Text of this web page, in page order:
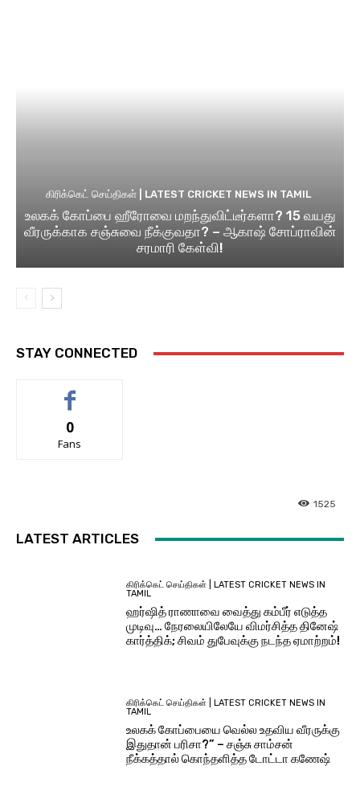
கிரிக்கெட் செய்திகள் | LATEST CRICKET NEWS IN TAMIL
உலகக் கோப்பை ஹீரோவை மறந்துவிட்டீர்களா? 15 வயது
வீரருக்காக சஞ்சுவை நீக்குவதா? – ஆகாஷ் சோப்ராவின்
சரமாரி கேள்வி!
STAY CONNECTED
0
Fans
1525
LATEST ARTICLES
கிரிக்கெட் செய்திகள் | LATEST CRICKET NEWS IN
TAMIL
ஹர்ஷித் ராணாவை வைத்து கம்பீர் எடுத்த
முடிவு… நேரலையிலேயே விமர்சித்த தினேஷ்
கார்த்திக்; சிவம் துபேவுக்கு நடந்த ஏமாற்றம்!
கிரிக்கெட் செய்திகள் | LATEST CRICKET NEWS IN
TAMIL
உலகக் கோப்பையை வெல்ல உதவிய வீரருக்கு
இதுதான் பரிசா?” – சஞ்சு சாம்சன்
நீக்கத்தால் கொந்தளித்த டோட்டா கணேஷ்